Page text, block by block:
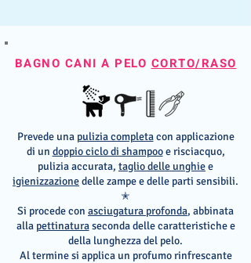
BAGNO CANI A PELO CORTO/RASO
Prevede una pulizia completacon applicazione
di un doppio ciclo di shampooe risciacquo,
pulizia accurata, taglio delle unghiee
igienizzazionedelle zampe e delle parti sensibili.
✭
Si procede con asciugatura profonda, abbinata
alla pettinaturaseconda delle caratteristiche e
della lunghezza del pelo.
Al termine si applica un profumo rinfrescante